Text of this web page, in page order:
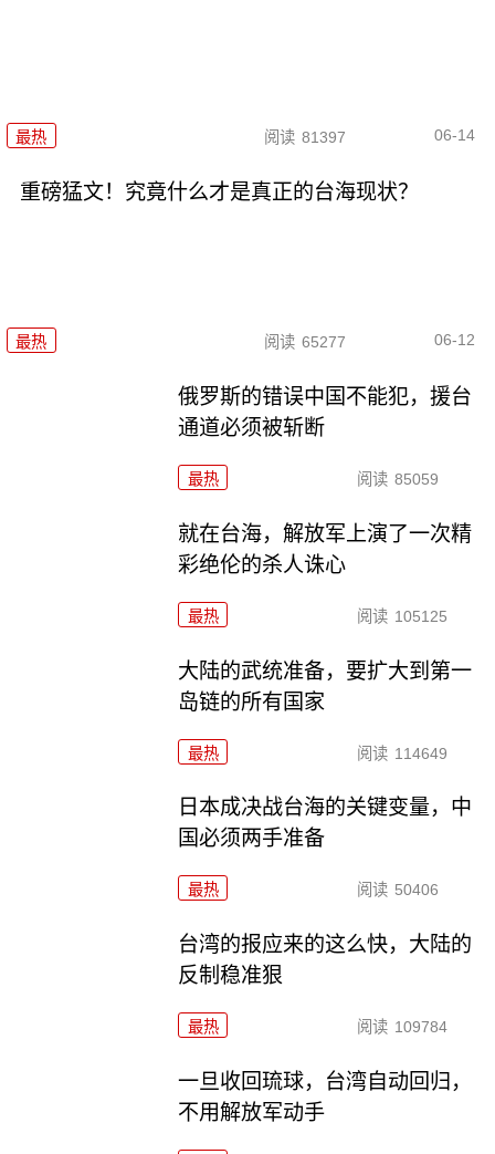
最热 阅读 81397 06-14
重磅猛文！究竟什么才是真正的台海现状？
最热 阅读 65277 06-12
俄罗斯的错误中国不能犯，援台
通道必须被斩断
最热 阅读 85059
就在台海，解放军上演了一次精
彩绝伦的杀人诛心
最热 阅读 105125
大陆的武统准备，要扩大到第一
岛链的所有国家
最热 阅读 114649
日本成决战台海的关键变量，中
国必须两手准备
最热 阅读 50406
台湾的报应来的这么快，大陆的
反制稳准狠
最热 阅读 109784
一旦收回琉球，台湾自动回归，
不用解放军动手